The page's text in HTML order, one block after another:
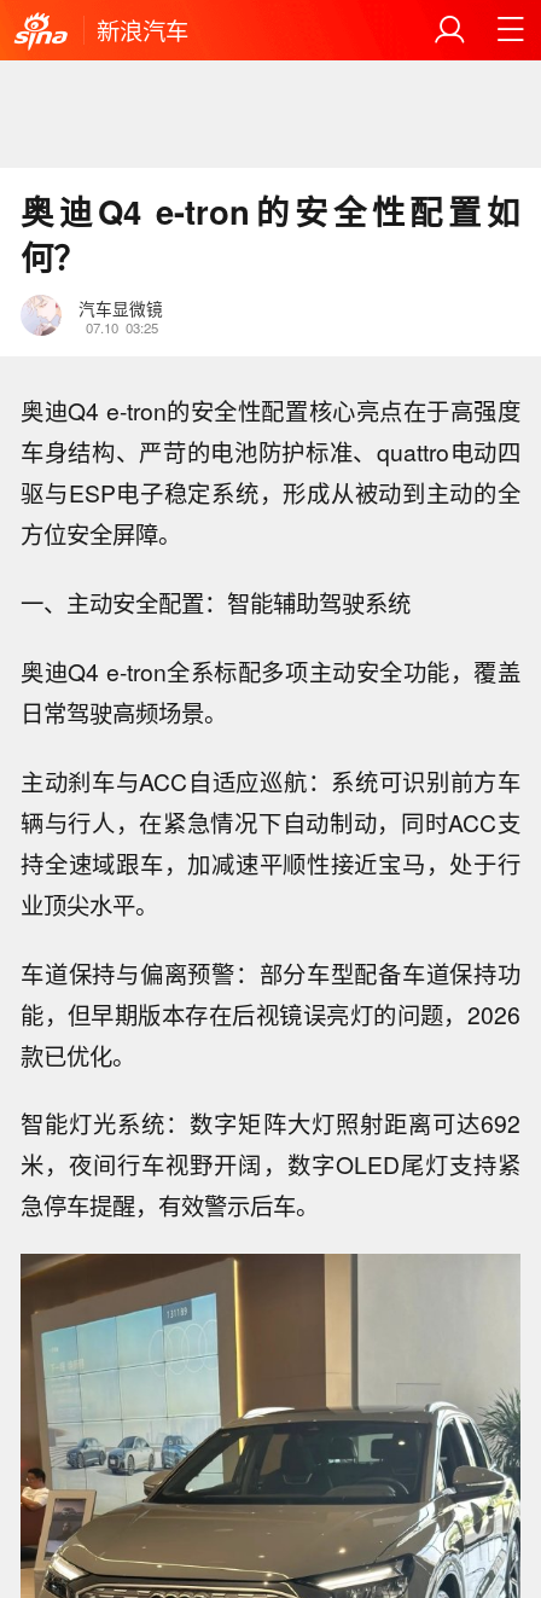
新浪汽车
奥迪Q4 e-tron的安全性配置如
何？
汽车显微镜
07.10 03:25
奥迪Q4 e-tron的安全性配置核心亮点在于高强度
车身结构、严苛的电池防护标准、quattro电动四
驱与ESP电子稳定系统，形成从被动到主动的全
方位安全屏障。
一、主动安全配置：智能辅助驾驶系统
奥迪Q4 e-tron全系标配多项主动安全功能，覆盖
日常驾驶高频场景。
主动刹车与ACC自适应巡航：系统可识别前方车
辆与行人，在紧急情况下自动制动，同时ACC支
持全速域跟车，加减速平顺性接近宝马，处于行
业顶尖水平。
车道保持与偏离预警：部分车型配备车道保持功
能，但早期版本存在后视镜误亮灯的问题，2026
款已优化。
智能灯光系统：数字矩阵大灯照射距离可达692
米，夜间行车视野开阔，数字OLED尾灯支持紧
急停车提醒，有效警示后车。